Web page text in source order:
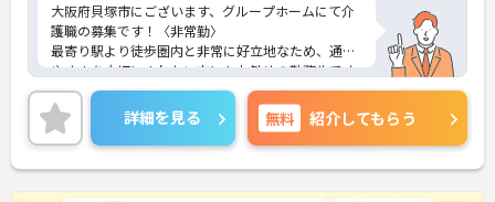
大阪府貝塚市にございます、グループホームにて介
護職の募集です！〈非常勤〉
最寄り駅より徒歩圏内と非常に好立地なため、通い
やすさを大切にされたい方にもお勧めの勤務先です
♪
日勤帯のみのお仕事ですので、ご家庭をお持ちの方
も働きやすい勤務時間◎
ご興味のある方は、マイナビ介護職までお問い合わ
せください。
詳細を見る 無料 紹介してもらう